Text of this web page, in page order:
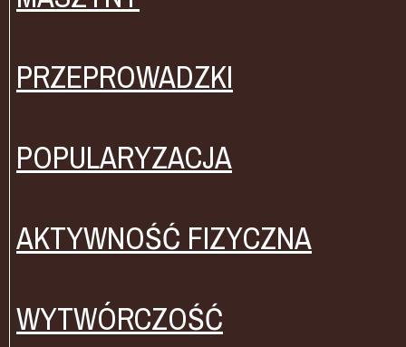
PRZEPROWADZKI
POPULARYZACJA
AKTYWNOŚĆ FIZYCZNA
WYTWÓRCZOŚĆ